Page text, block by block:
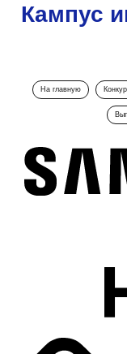
Кампус
На главную